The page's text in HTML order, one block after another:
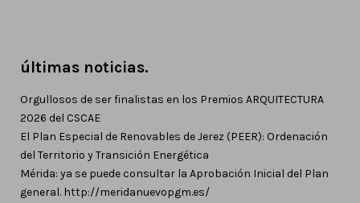
últimas noticias.
Orgullosos de ser finalistas en los Premios ARQUITECTURA
2026 del CSCAE
El Plan Especial de Renovables de Jerez (PEER): Ordenación
del Territorio y Transición Energética
Mérida: ya se puede consultar la Aprobación Inicial del Plan
general. http://meridanuevopgm.es/